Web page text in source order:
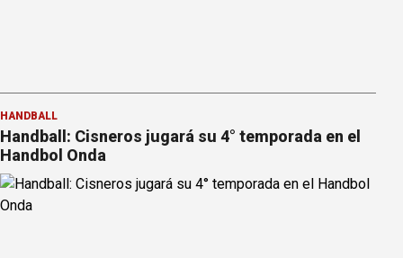
HANDBALL
Handball: Cisneros jugará su 4° temporada en el
Handbol Onda